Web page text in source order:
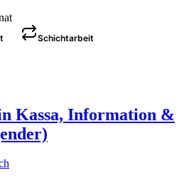
Schichtarbeit
Kassa, Information &